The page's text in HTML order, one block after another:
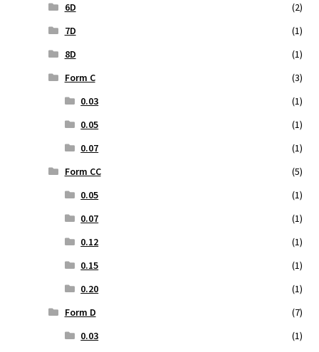
6D
(2)
7D
(1)
8D
(1)
Form C
(3)
0.03
(1)
0.05
(1)
0.07
(1)
Form CC
(5)
0.05
(1)
0.07
(1)
0.12
(1)
0.15
(1)
0.20
(1)
Form D
(7)
0.03
(1)